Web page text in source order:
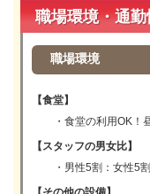
職場環境・通
職場環境
【食堂】
・食堂の利用OK！
【スタッフの男女比】
・男性5割：女性5